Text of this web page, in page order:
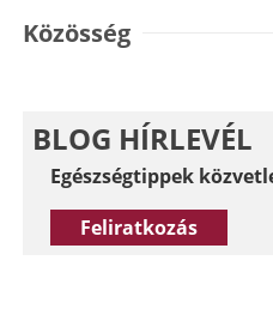
Közösség
BLOG HÍRLEVÉL
Egészségtippek
Feliratkozás